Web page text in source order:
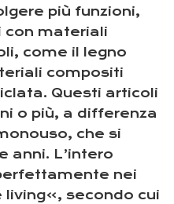
più funzioni,
con materiali
come il legno
compositi
Questi articoli
o più, a differenza
che si
anni. L’intero
nei
living», secondo cui